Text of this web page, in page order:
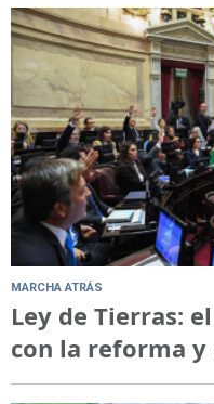
MARCHA ATRÁS
Ley de Tierras:
con la reforma y